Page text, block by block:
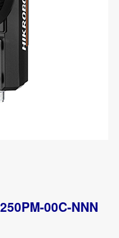
00C-NNN